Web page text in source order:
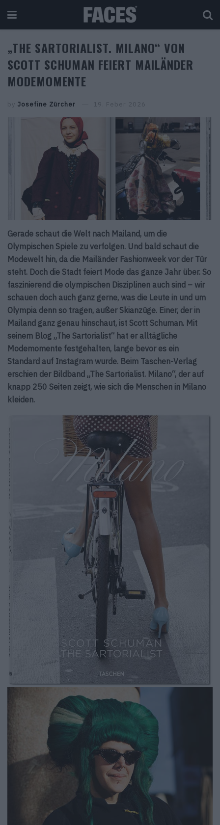
„THE SARTORIALIST. MILANO“ VON
SCOTT SCHUMAN FEIERT MAILÄNDER
MODEMOMENTE
by Josefine Zürcher 19. Feber 2026
Gerade schaut die Welt nach Mailand, um die
Olympischen Spiele zu verfolgen. Und bald schaut die
Modewelt hin, da die Mailänder Fashionweek vor der Tür
steht. Doch die Stadt feiert Mode das ganze Jahr über. So
faszinierend die olympischen Disziplinen auch sind – wir
schauen doch auch ganz gerne, was die Leute in und um
Olympia denn so tragen, außer Skianzüge. Einer, der in
Mailand ganz genau hinschaut, ist Scott Schuman. Mit
seinem Blog „The Sartorialist“ hat er alltägliche
Modemomente festgehalten, lange bevor es ein
Standard auf Instagram wurde. Beim Taschen-Verlag
erschien der Bildband „The Sartorialist. Milano“, der auf
knapp 250 Seiten zeigt, wie sich die Menschen in Milano
kleiden.